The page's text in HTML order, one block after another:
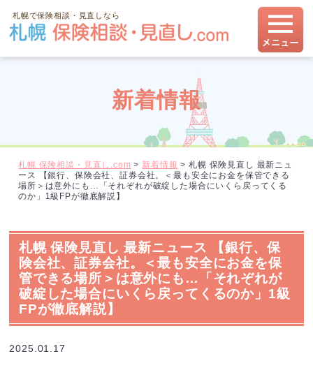
札幌で保険相談・見直しなら
新着情報
札幌 保険相談・見直し.com > 新着情報 > 札幌 保険見直し 最新ニュ
ース 【銀行、保険会社、証券会社。＜最も安全にお金を保管できる
場所＞は意外にも…「それぞれが破綻した場合にいくら戻ってくる
のか」1級FPが徹底解説】
札幌 保険見直し 最新ニュース 【銀行、保
険会社、証券会社。＜最も安全にお金を保
管できる場所＞は意外にも…「それぞれが
破綻した場合にいくら戻ってくるのか」1級
FPが徹底解説】
2025.01.17